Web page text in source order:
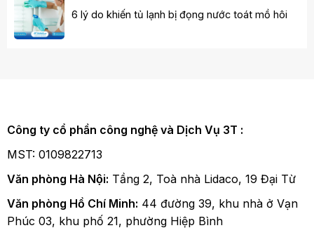
6 lý do khiến tủ lạnh bị đọng nước toát mồ hôi
Công ty cổ phần công nghệ và Dịch Vụ 3T :
MST: 0109822713
Văn phòng Hà Nội: Tầng 2, Toà nhà Lidaco, 19 Đại Từ
Văn phòng Hồ Chí Minh: 44 đường 39, khu nhà ở Vạn
Phúc 03, khu phố 21, phường Hiệp Bình